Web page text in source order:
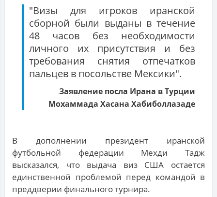
"Визы для игроков иранской
сборной были выданы в течение
48 часов без необходимости
личного их присутствия и без
требования снятия отпечатков
пальцев в посольстве Мексики".
Заявление посла Ирана в Турции
Мохаммада Хасана Хабиболлазаде
В дополнении президент иранской
футбольной федерации Мехди Тадж
высказался, что выдача виз США остается
единственной проблемой перед командой в
преддверии финального турнира.